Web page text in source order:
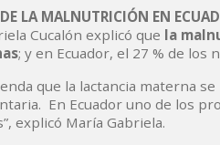
LA MALNUTRICIÓN EN
Cucalón explicó que la
; y en Ecuador, el 27 % de
que la lactancia materna
En Ecuador uno de los
explicó María Gabriela.